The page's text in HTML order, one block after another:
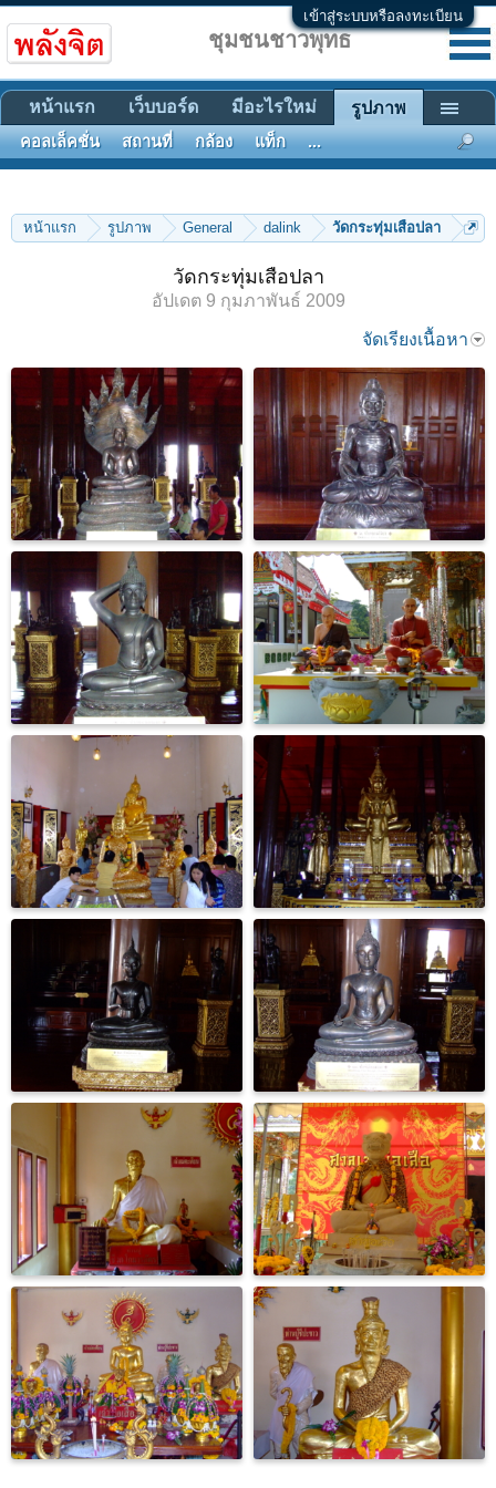
เข้าสู่ระบบหรือลงทะเบียน
หน้าแรก รูปภาพ General dalink วัดกระทุ่มเสือปลา
วัดกระทุ่มเสือปลา
อัปเดต 9 กุมภาพันธ์ 2009
จัดเรียงเนื้อหา
ชุมชนชาวพุทธ
หน้าแรก เว็บบอร์ด มีอะไรใหม่ รูปภาพ
คอลเล็คชั่น สถานที่ กล้อง แท็ก ...